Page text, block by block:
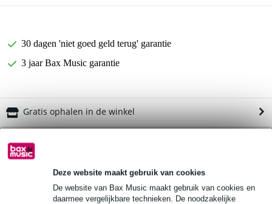
Deze website maakt gebruik van cookies
De website van Bax Music maakt gebruik van cookies en
daarmee vergelijkbare technieken. De noodzakelijke
30 dagen 'niet goed geld terug' garantie
3 jaar Bax Music garantie
Gratis ophalen in de winkel
Productinformatie
Meinl Pro Rainstick Bamboo
type: PRORS1-XL
lengte: 120 cm (47 inch)